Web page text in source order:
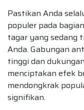
Pastikan Anda
populer pada
tagar yang sedang
Anda. Gabungan
tinggi dan
menciptakan efek
mendongkrak
signifikan.